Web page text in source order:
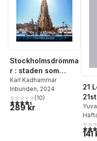
Stockholmsdrömma
r : staden som
aldrig byggdes
Karl Kadhammar
Inbunden, 2024
4,4utav 5 stjärnor. Totalt antal
(10)
289 kr
21
5,0
141